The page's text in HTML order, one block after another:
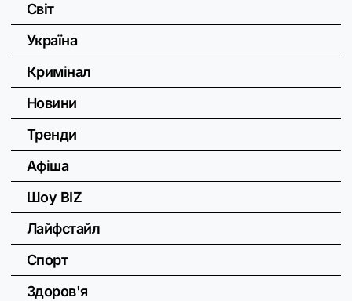
Світ
Україна
Кримінал
Новини
Тренди
Афіша
Шоу BIZ
Лайфстайл
Спорт
Здоров'я